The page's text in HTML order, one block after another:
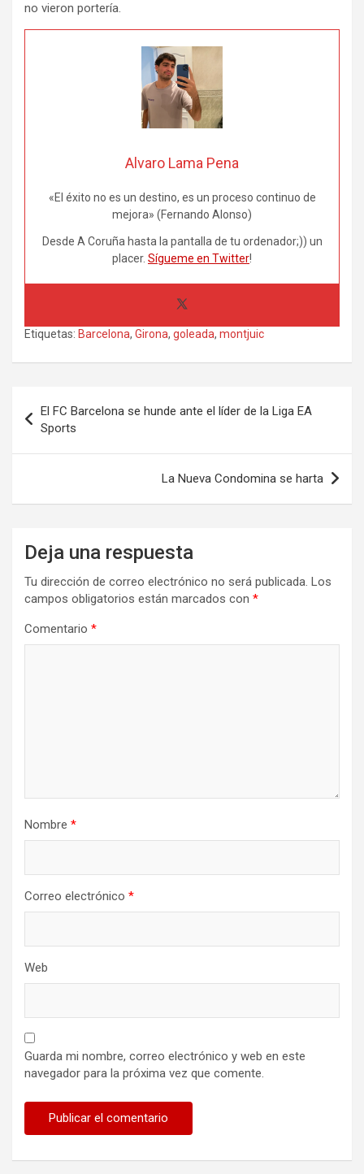
no vieron portería.
Alvaro Lama Pena
«El éxito no es un destino, es un proceso continuo de
mejora» (Fernando Alonso)
Desde A Coruña hasta la pantalla de tu ordenador;)) un
placer. Sígueme en Twitter!
Etiquetas: Barcelona, Girona, goleada, montjuic
de
entradas
El FC Barcelona se hunde ante el líder de la Liga EA
Sports
La Nueva Condomina se harta
Deja una respuesta
Tu dirección de correo electrónico no será publicada. Los
campos obligatorios están marcados con *
Comentario *
Nombre *
Correo electrónico *
Web
Guarda mi nombre, correo electrónico y web en este
navegador para la próxima vez que comente.